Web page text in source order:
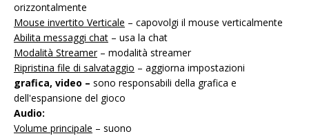
orizzontalmente
Mouse invertito Verticale – capovolgi il mouse verticalmente
Abilita messaggi chat – usa la chat
Modalità Streamer– modalità streamer
Ripristina file di salvataggio – aggiorna impostazioni
grafica, video – sono responsabili della grafica e
dell'espansione del gioco
Audio:
Volume principale – suono